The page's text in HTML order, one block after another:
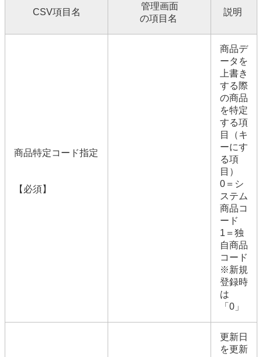
CSV項目名
管理画面
の項目名
説明
商品特定コード指定
【必須】
商品デ
ータを
上書き
する際
の商品
を特定
する項
目（キ
ーにす
る項
目）
0＝シ
ステム
商品コ
ード
1＝独
自商品
コード
※新規
登録時
は
「0」
更新日
を更新